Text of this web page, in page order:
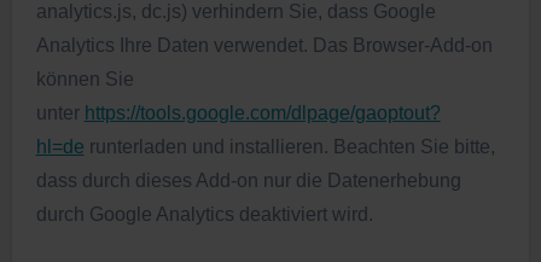
analytics.js, dc.js) verhindern Sie, dass Google
Analytics Ihre Daten verwendet. Das Browser-Add-on
können Sie
unter https://tools.google.com/dlpage/gaoptout?
hl=de runterladen und installieren. Beachten Sie bitte,
dass durch dieses Add-on nur die Datenerhebung
durch Google Analytics deaktiviert wird.